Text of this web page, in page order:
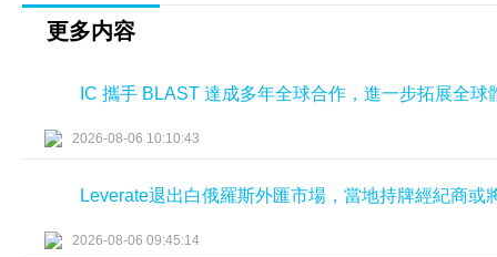
更多内容
IC 攜手 BLAST 達成多年全球合作，進一步拓展全球
2026-08-06 10:10:43
Leverate退出白俄羅斯外匯市場，當地持牌經紀商或
2026-08-06 09:45:14